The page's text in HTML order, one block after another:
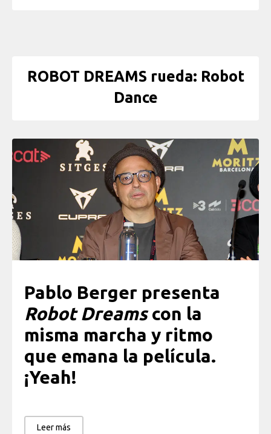
ROBOT DREAMS rueda: Robot
Dance
Pablo Berger presenta
Robot Dreamscon la
misma marcha y ritmo
que emana la película.
¡Yeah!
Leer más